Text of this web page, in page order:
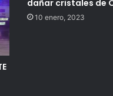
dañar cristales de
10 enero, 2023